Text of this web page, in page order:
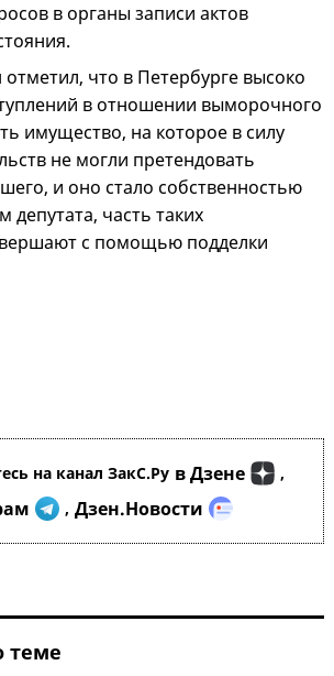
в органы записи актов
что в Петербурге высоко
в отношении выморочного
имущество, на которое в силу
не могли претендовать
и оно стало собственностью
депутата, часть таких
с помощью подделки
на канал ЗакС.Ру в Дзене ,
, Дзен.Новости
теме